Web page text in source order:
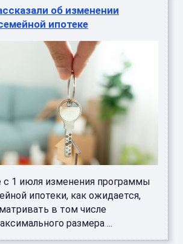
об изменении
ипотеке
1 июля изменения программы
ипотеки, как ожидается,
в том числе
размера ...